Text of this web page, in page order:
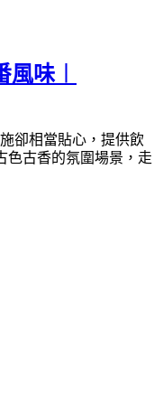
味︱
卻相當貼心，提供飲
色古香的氛圍場景，走